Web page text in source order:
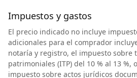
Impuestos y gastos
El precio indicado no incluye
adicionales para el comprador
notaría y registro, el impuesto sobre
patrimoniales (ITP) del 10 % al 13 %,
impuesto sobre actos jurídicos